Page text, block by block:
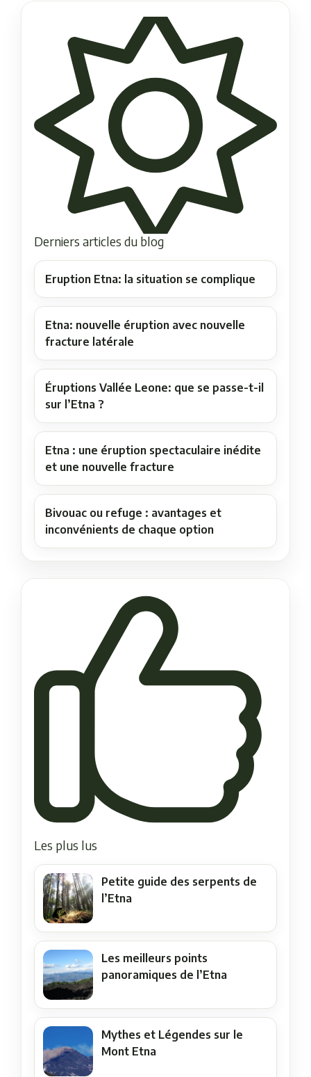
Derniers articles du blog
Eruption Etna: la situation se complique
Etna: nouvelle éruption avec nouvelle
fracture latérale
Éruptions Vallée Leone: que se passe-t-il
sur l’Etna ?
Etna : une éruption spectaculaire inédite
et une nouvelle fracture
Bivouac ou refuge : avantages et
inconvénients de chaque option
Les plus lus
Petite guide des serpents de
l’Etna
Les meilleurs points
panoramiques de l’Etna
Mythes et Légendes sur le
Mont Etna